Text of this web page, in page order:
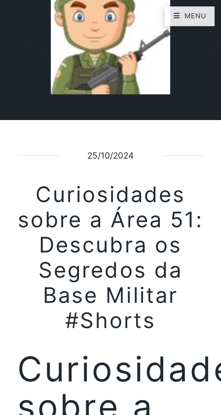
25/10/2024
Curiosidades
sobre a Área 51:
Descubra os
Segredos da
Base Militar
#Shorts
sobre a
MENU